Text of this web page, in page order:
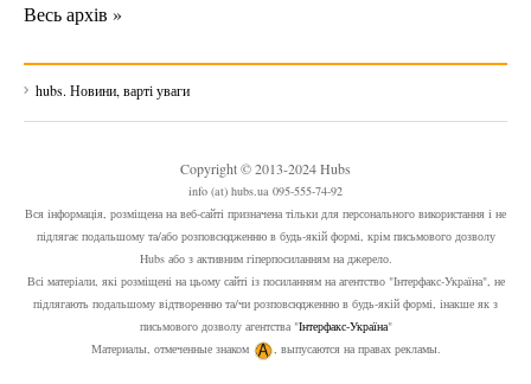
Весь архів »
hubs. Новини, варті уваги
Copyright © 2013-2024 Hubs
info (at) hubs.ua 095-555-74-92
Вся інформація, розміщена на веб-сайті призначена тільки для персонального використання і не
підлягає подальшому та/або розповсюдженню в будь-якій формі, крім письмового дозволу
Hubs або з активним гіперпосиланням на джерело.
Всі матеріали, які розміщені на цьому сайті із посиланням на агентство "Інтерфакс-Україна", не
підлягають подальшому відтворенню та/чи розповсюдженню в будь-якій формі, інакше як з
письмового дозволу агентства "Інтерфакс-Україна"
Материалы, отмеченные знаком
, выпусаются на правах рекламы.